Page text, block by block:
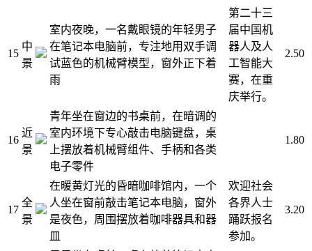
15
中
景
室内夜晚，一名戴眼镜的年轻男子
在笔记本电脑前，专注地用双手调
试蓝色的机械臂模型，窗外正下着
雨
第二十三
届中国机
器人及人
工智能大
赛，在重
庆举行。
2.50
16
近
景
青年坐在窗边的书桌前，在暗调的
室内环境下专心敲击电脑键盘，桌
上摆放着机械臂组件、手柄和各类
电子零件
1.80
17
全
景
在暖黄灯光的昏暗咖啡馆内，一个
人坐在窗前敲击笔记本电脑，窗外
是夜色，周围摆放着咖啡器具和器
皿
欢迎社会
各界人士
踊跃报名
参加。
3.20